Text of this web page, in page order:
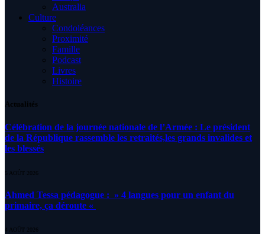
Australia
Culture
Condoléances
Proximité
Famille
Podcast
Livres
Histoire
Actualités
Célébration de la journée nationale de l’Armée : Le président
de la République rassemble les retraités,les grands invalides et
les blessés
5 AOÛT 2026
Ahmed Tessa pédagogue : » 4 langues pour un enfant du
primaire, ça déroute «
4 AOÛT 2026